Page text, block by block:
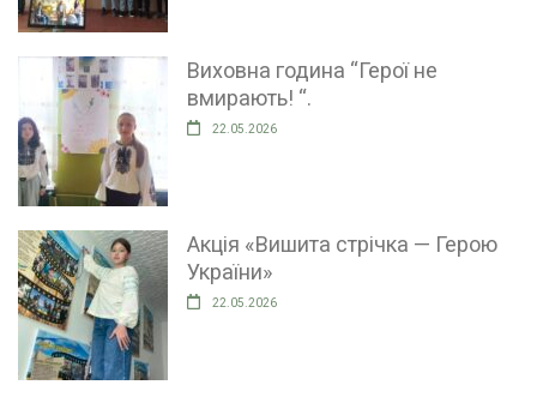
Виховна година “Герої не
вмирають! “.
22.05.2026
Акція «Вишита стрічка — Герою
України»
22.05.2026